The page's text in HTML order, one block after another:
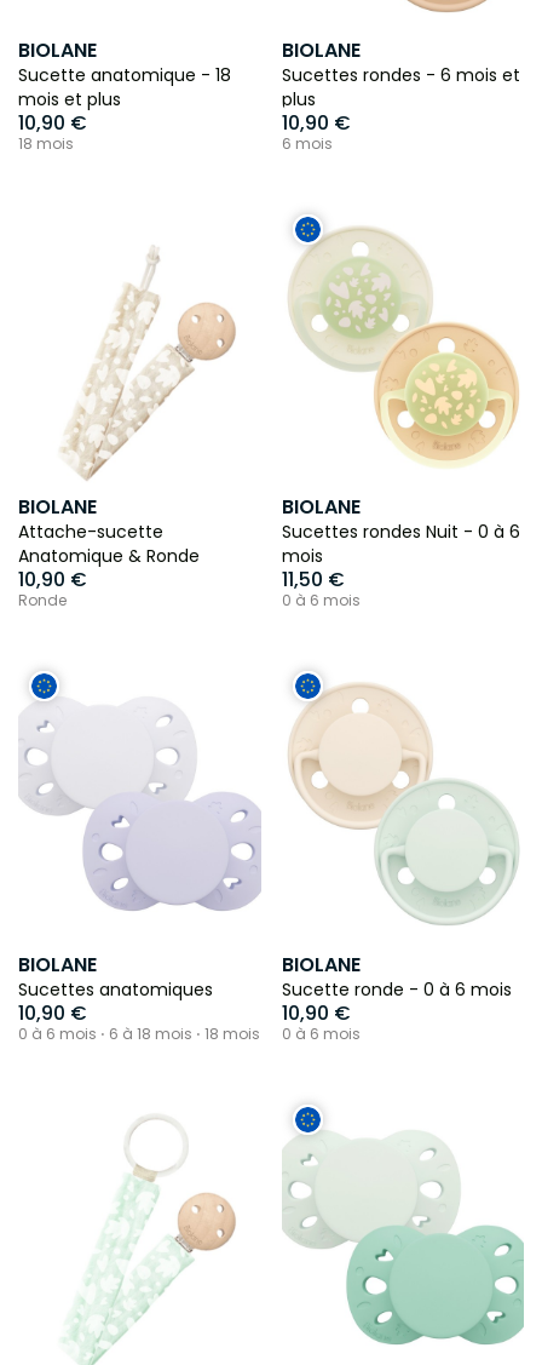
BIOLANE
Sucette anatomique - 18
mois et plus
10,90 €
18 mois
BIOLANE
Sucettes rondes - 6 mois et
plus
10,90 €
6 mois
BIOLANE
Attache-sucette
Anatomique & Ronde
10,90 €
Ronde
BIOLANE
Sucettes rondes Nuit - 0 à 6
mois
11,50 €
0 à 6 mois
BIOLANE
Sucettes anatomiques
10,90 €
0 à 6 mois ⋅ 6 à 18 mois ⋅ 18 mois
BIOLANE
Sucette ronde - 0 à 6 mois
10,90 €
0 à 6 mois